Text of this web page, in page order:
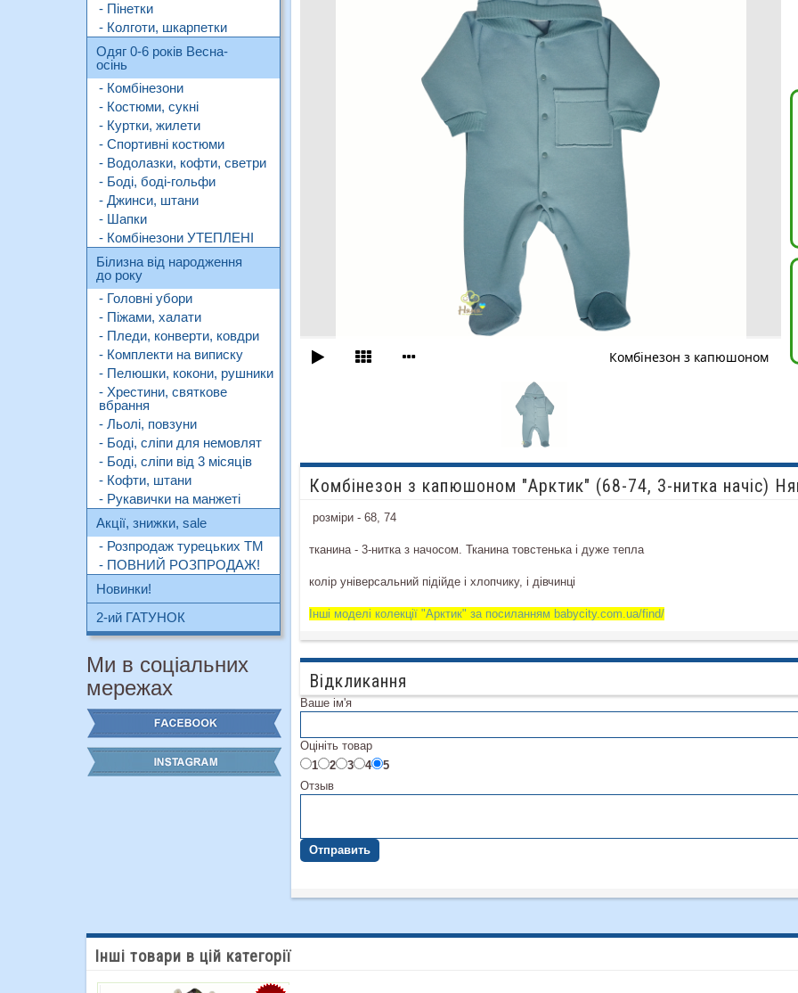
- Пінетки
- Колготи, шкарпетки
Одяг 0-6 років Весна-
осінь
- Комбінезони
- Костюми, сукні
- Куртки, жилети
- Спортивні костюми
- Водолазки, кофти, светри
- Боді, боді-гольфи
- Джинси, штани
- Шапки
- Комбінезони УТЕПЛЕНІ
Білизна від народження
до року
- Головні убори
- Піжами, халати
- Пледи, конверти, ковдри
- Комплекти на виписку
- Пелюшки, кокони, рушники
- Хрестини, святкове
вбрання
- Льолі, повзуни
- Боді, сліпи для немовлят
- Боді, сліпи від 3 місяців
- Кофти, штани
- Рукавички на манжеті
Акції, знижки, sale
- Розпродаж турецьких ТМ
- ПОВНИЙ РОЗПРОДАЖ!
Новинки!
2-ий ГАТУНОК
Ми в соціальних
мережах
Комбінезон з капюшоном
Комбінезон з капюшоном "Арктик" (68-74, 3-нитка начіс)
розміри - 68, 74
тканина - 3-нитка з начосом. Тканина товстенька і дуже тепла
колір універсальний підійде і хлопчику, і дівчинці
Інші моделі колекції "Арктик" за посиланням babycity.com.ua/find/
Відкликання
Ваше ім'я
Оцініть товар
1
2 3 4
5
Отзыв
Отправить
Інші товари в цій категорії